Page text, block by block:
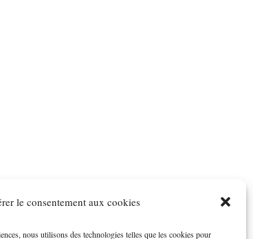
le consentement aux cookies
nous utilisons des technologies telles que les cookies pour